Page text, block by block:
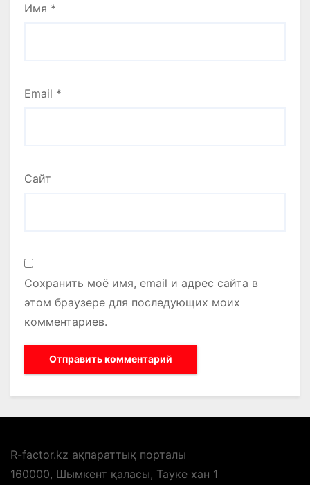
Имя *
Email *
Сайт
Сохранить моё имя, email и адрес сайта в
этом браузере для последующих моих
комментариев.
R-factor.kz ақпараттық порталы
160000, Шымкент қаласы, Тауке хан 1